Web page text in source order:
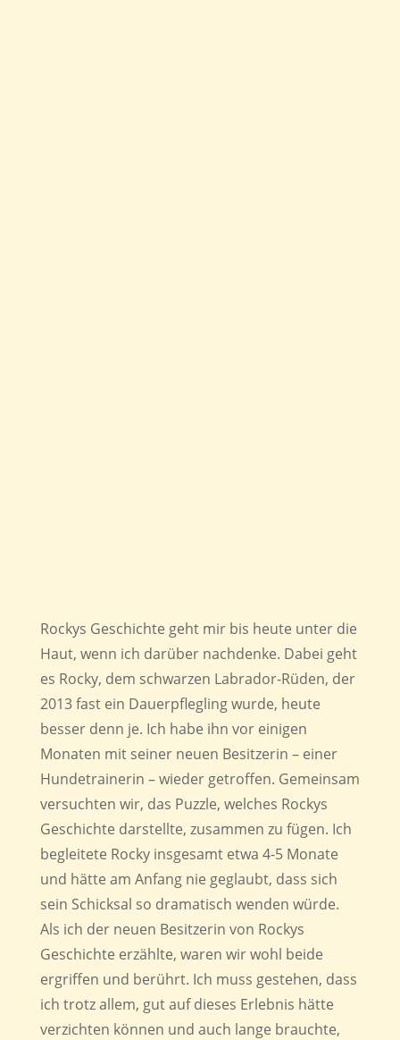
Rockys Geschichte geht mir bis heute unter die
Haut, wenn ich darüber nachdenke. Dabei geht
es Rocky, dem schwarzen Labrador-Rüden, der
2013 fast ein Dauerpflegling wurde, heute
besser denn je. Ich habe ihn vor einigen
Monaten mit seiner neuen Besitzerin – einer
Hundetrainerin – wieder getroffen. Gemeinsam
versuchten wir, das Puzzle, welches Rockys
Geschichte darstellte, zusammen zu fügen. Ich
begleitete Rocky insgesamt etwa 4-5 Monate
und hätte am Anfang nie geglaubt, dass sich
sein Schicksal so dramatisch wenden würde.
Als ich der neuen Besitzerin von Rockys
Geschichte erzählte, waren wir wohl beide
ergriffen und berührt. Ich muss gestehen, dass
ich trotz allem, gut auf dieses Erlebnis hätte
verzichten können und auch lange brauchte,